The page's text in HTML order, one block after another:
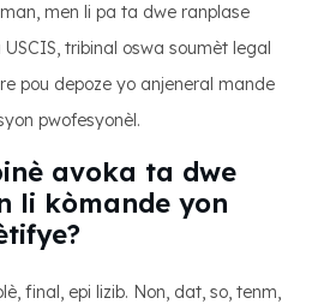
men li pa ta dwe ranplase
tribinal oswa soumèt legal
pou depoze yo anjeneral mande
pwofesyonèl.
avoka ta dwe
li kòmande yon
final, epi lizib. Non, dat, so, tenm,